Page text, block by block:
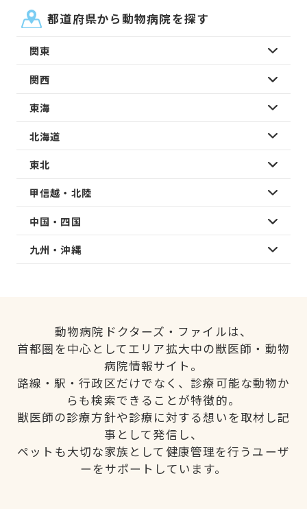
都道府県から動物病院を探す
関東
関西
東海
北海道
東北
甲信越・北陸
中国・四国
九州・沖縄
動物病院ドクターズ・ファイルは、
首都圏を中心としてエリア拡大中の獣医師・動物
病院情報サイト。
路線・駅・行政区だけでなく、診療可能な動物か
らも検索できることが特徴的。
獣医師の診療方針や診療に対する想いを取材し記
事として発信し、
ペットも大切な家族として健康管理を行うユーザ
ーをサポートしています。